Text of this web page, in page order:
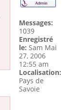
Messages:
1039
Enregistré
le: Sam Mai
27, 2006
12:55 am
Localisation:
Pays de
Savoie